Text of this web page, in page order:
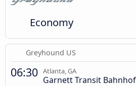
Economy
Greyhound US
06:30 Atlanta, GA
Garnett Transit Bahnhof